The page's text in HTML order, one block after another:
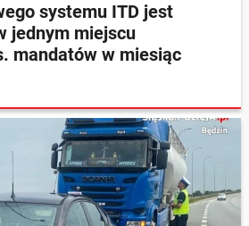
systemu ITD jest
jednym miejscu
mandatów w miesiąc